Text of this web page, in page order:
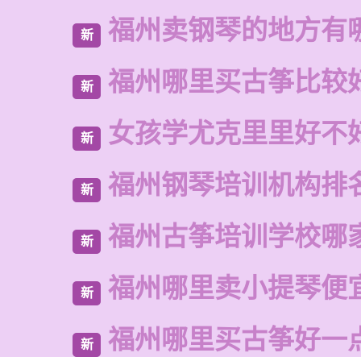
新 福州卖钢琴的地方有
新 福州哪里买古筝比较
新 女孩学尤克里里好不
新 福州钢琴培训机构排
新 福州古筝培训学校哪
新 福州哪里卖小提琴便
新 福州哪里买古筝好一